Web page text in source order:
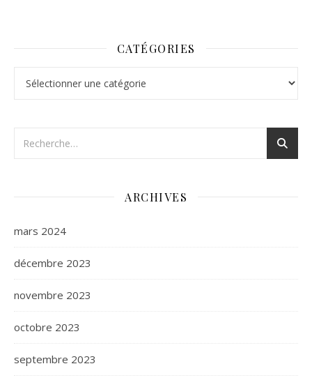
CATÉGORIES
ARCHIVES
mars 2024
décembre 2023
novembre 2023
octobre 2023
septembre 2023